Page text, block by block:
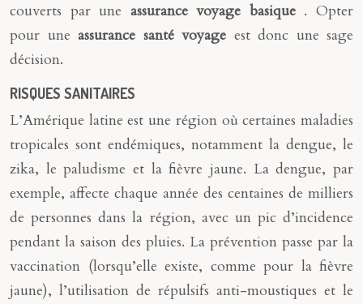
couverts par une assurance voyage basique . Opter
pour une assurance santé voyage est donc une sage
décision.
RISQUES SANITAIRES
L’Amérique latine est une région où certaines maladies
tropicales sont endémiques, notamment la dengue, le
zika, le paludisme et la fièvre jaune. La dengue, par
exemple, affecte chaque année des centaines de milliers
de personnes dans la région, avec un pic d’incidence
pendant la saison des pluies. La prévention passe par la
vaccination (lorsqu’elle existe, comme pour la fièvre
jaune), l’utilisation de répulsifs anti-moustiques et le